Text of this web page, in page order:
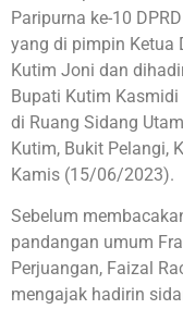
Paripurna ke-10
yang di pimpin Ketua
Kutim Joni dan
Bupati Kutim Kasmidi
di Ruang Sidang
Kutim, Bukit Pelangi,
Kamis (15/06/2023).
Sebelum
pandangan umum
Perjuangan, Faizal
mengajak hadirin